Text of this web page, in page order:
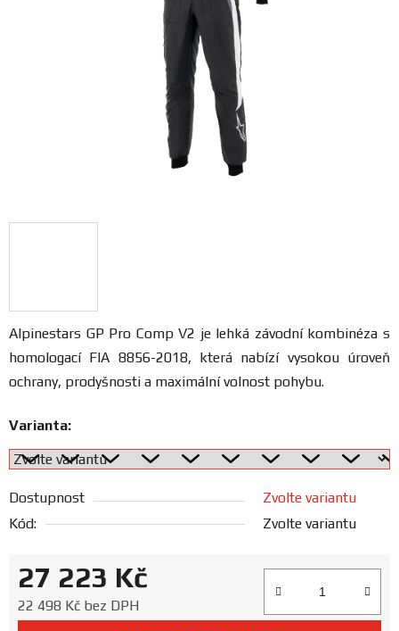
a
katalogy
Prodejny
Alpinestars GP Pro Comp V2 je lehká závodní kombinéza s
homologací FIA 8856-2018, která nabízí vysokou úroveň
ochrany, prodyšnosti a maximální volnost pohybu.
Varianta:
Dostupnost
Zvolte variantu
Kód:
Zvolte variantu
27 223 Kč
22 498 Kč bez DPH